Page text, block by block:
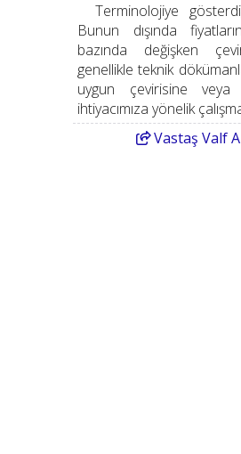
Terminolojiye
Bunun dışında
bazında değişken
genellikle teknik
uygun çevirisine
ihtiyacımıza yönelik
Vastaş Valf